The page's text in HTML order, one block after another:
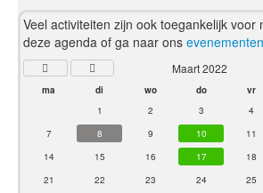
Veel activiteiten zijn ook toegankelijk voor
deze agenda of ga naar ons
Maart 2022
ma di wo do vr
1
2 3 4
7
8 9 10 11
14
15 16 17 18
21
22 23 24 25